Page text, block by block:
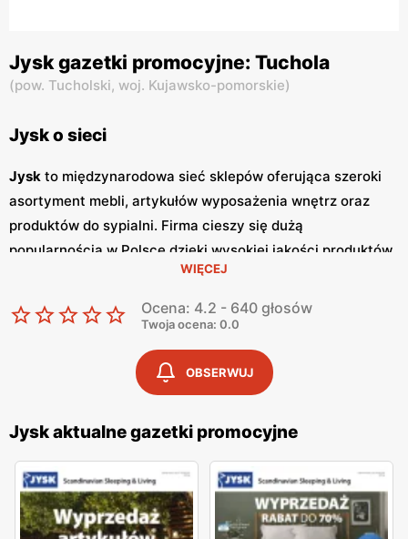
Jysk gazetki promocyjne: Tuchola
(pow. Tucholski, woj. Kujawsko-pomorskie)
Jysk o sieci
Jysk to międzynarodowa sieć sklepów oferująca szeroki
asortyment mebli, artykułów wyposażenia wnętrz oraz
produktów do sypialni. Firma cieszy się dużą
popularnością w Polsce dzięki wysokiej jakości produktów,
nowoczesnemu designowi oraz atrakcyjnym
. Klienci cenią sobie również częste promocje
umożliwiają zakup wyjątkowych mebli i dodatków w
korzystnych cenach. Jednym z kluczowych elementów
strategii marketingowejJysksą regularnie wydawane
.Gazetkite prezentują najnowsze
oferty specjalne, nowości produktowe oraz sezonowe
wyprzedaże, dzięki czemu klienci mogą planować swoje
zakupy i korzystać z wyjątkowych okazji cenowych. Są
one dostępne zarówno w formie papierowej w sklepach,
jak i online, co umożliwia łatwy dostęp do aktualnych ofert.
WIĘCEJ
Ocena: 4.2 - 640 głosów
Twoja ocena: 0.0
OBSERWUJ
Jysk aktualne gazetki promocyjne